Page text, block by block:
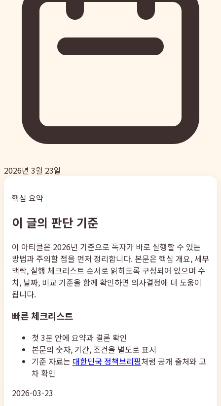
2026년 3월 23일
핵심 요약
이 글의 판단 기준
이 아티클은 2026년 기준으로 독자가 바로 실행할 수 있는
방법과 주의할 점을 먼저 정리합니다. 본문은 핵심 개요, 세부
맥락, 실행 체크리스트 순서로 읽히도록 구성되어 있으며 수
치, 날짜, 비교 기준을 함께 확인하면 의사결정에 더 도움이
됩니다.
빠른 체크리스트
첫 3분 안에 요약과 결론 확인
본문의 숫자, 기간, 조건을 별도로 표시
기준 자료는 대한민국 정책브리핑처럼 공개 출처와 교
차 확인
2026-03-23